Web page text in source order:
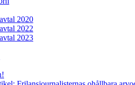
2020
2022
2023